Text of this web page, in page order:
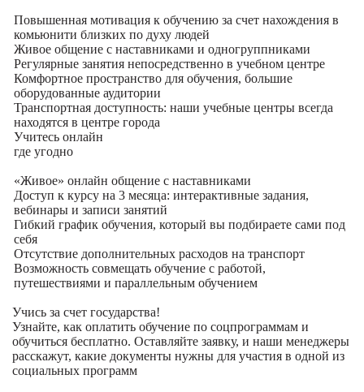
Повышенная мотивация к обучению за счет нахождения в
комьюнити близких по духу людей
Живое общение с наставниками и одногруппниками
Регулярные занятия непосредственно в учебном центре
Комфортное пространство для обучения, большие
оборудованные аудитории
Транспортная доступность: наши учебные центры всегда
находятся в центре города
Учитесь онлайн
где угодно
«Живое» онлайн общение с наставниками
Доступ к курсу на 3 месяца: интерактивные задания,
вебинары и записи занятий
Гибкий график обучения, который вы подбираете сами под
себя
Отсутствие дополнительных расходов на транспорт
Возможность совмещать обучение с работой,
путешествиями и параллельным обучением
Учись за счет государства!
Узнайте, как оплатить обучение по соцпрограммам и
обучиться бесплатно. Оставляйте заявку, и наши менеджеры
расскажут, какие документы нужны для участия в одной из
социальных программ